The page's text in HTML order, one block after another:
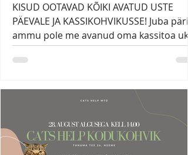
KISUD OOTAVAD KÕIKI AVATUD USTE
PÄEVALE JA KASSIKOHVIKUSSE! Juba päris
ammu pole me avanud oma kassitoa
kõigile külastajatele – viimane aeg see
parandada! Veebruar on ka sõbrakuu,
sõbrapäevahõngu ning ootame kõiki
külalisi endale uut parimat sõpra leidma.
Kassitoa avatud uste päeval käib alati
käsikäes ka kohvik, kus püüame kiisudele
pisut konserviraha teenida. Meie